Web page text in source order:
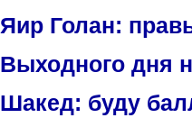
Яир Голан:
Выходного дня
Шакед: буду